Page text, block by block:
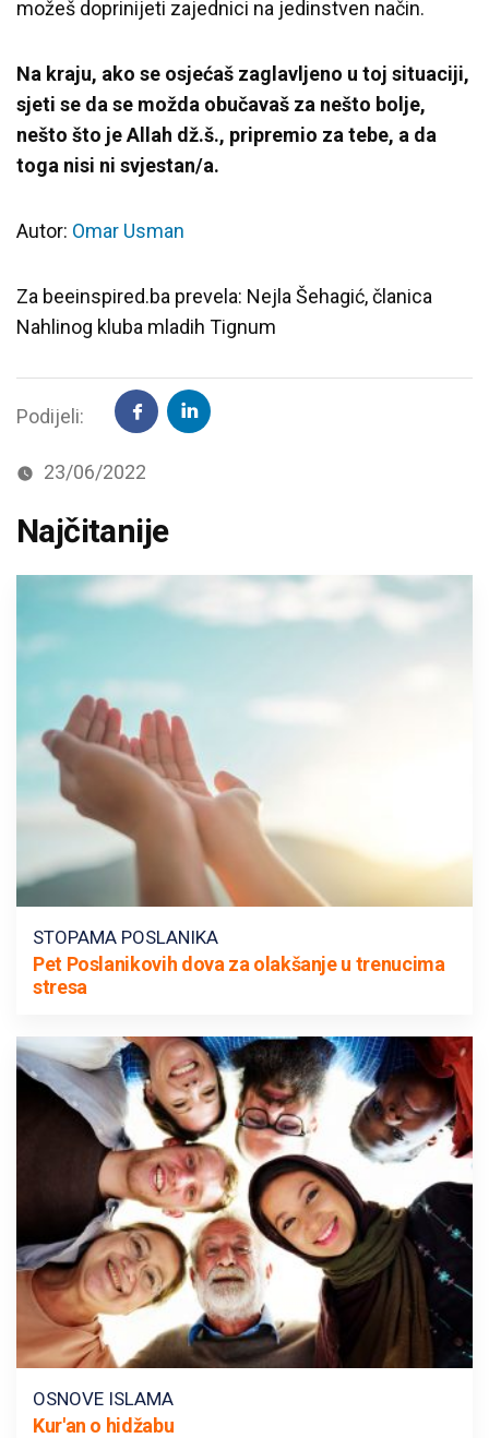
možeš doprinijeti zajednici na jedinstven način.
Na kraju, ako se osjećaš zaglavljeno u toj situaciji,
sjeti se da se možda obučavaš za nešto bolje,
nešto što je Allah dž.š., pripremio za tebe, a da
toga nisi ni svjestan/a.
Autor: Omar Usman
Za beeinspired.ba prevela: Nejla Šehagić, članica
Nahlinog kluba mladih Tignum
Podijeli:
23/06/2022
Najčitanije
STOPAMA POSLANIKA
Pet Poslanikovih dova za olakšanje u trenucima
stresa
OSNOVE ISLAMA
Kur'an o hidžabu